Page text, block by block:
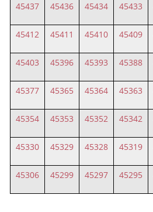
45437 45436 45434 45433
45412 45411 45410 45409
45403 45396 45393 45388
45377 45365 45364 45363
45354 45353 45352 45342
45330 45329 45328 45319
45306 45299 45297 45295